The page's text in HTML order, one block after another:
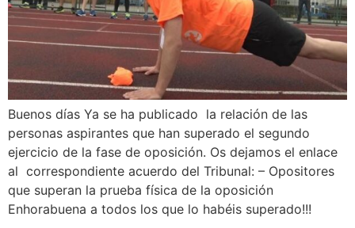
Buenos días Ya se ha publicado la relación de las
personas aspirantes que han superado el segundo
ejercicio de la fase de oposición. Os dejamos el enlace
al correspondiente acuerdo del Tribunal: – Opositores
que superan la prueba física de la oposición
Enhorabuena a todos los que lo habéis superado!!!